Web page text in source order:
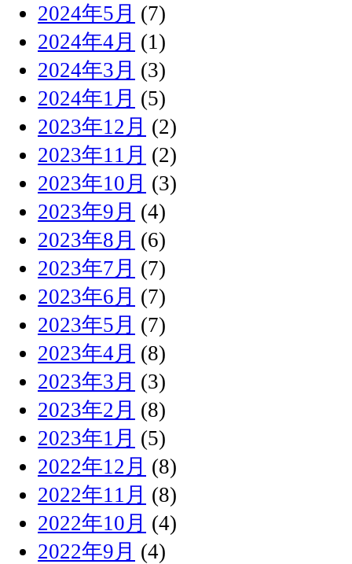
2024年5月 (7)
2024年4月 (1)
2024年3月 (3)
2024年1月 (5)
2023年12月 (2)
2023年11月 (2)
2023年10月 (3)
2023年9月 (4)
2023年8月 (6)
2023年7月 (7)
2023年6月 (7)
2023年5月 (7)
2023年4月 (8)
2023年3月 (3)
2023年2月 (8)
2023年1月 (5)
2022年12月 (8)
2022年11月 (8)
2022年10月 (4)
2022年9月 (4)